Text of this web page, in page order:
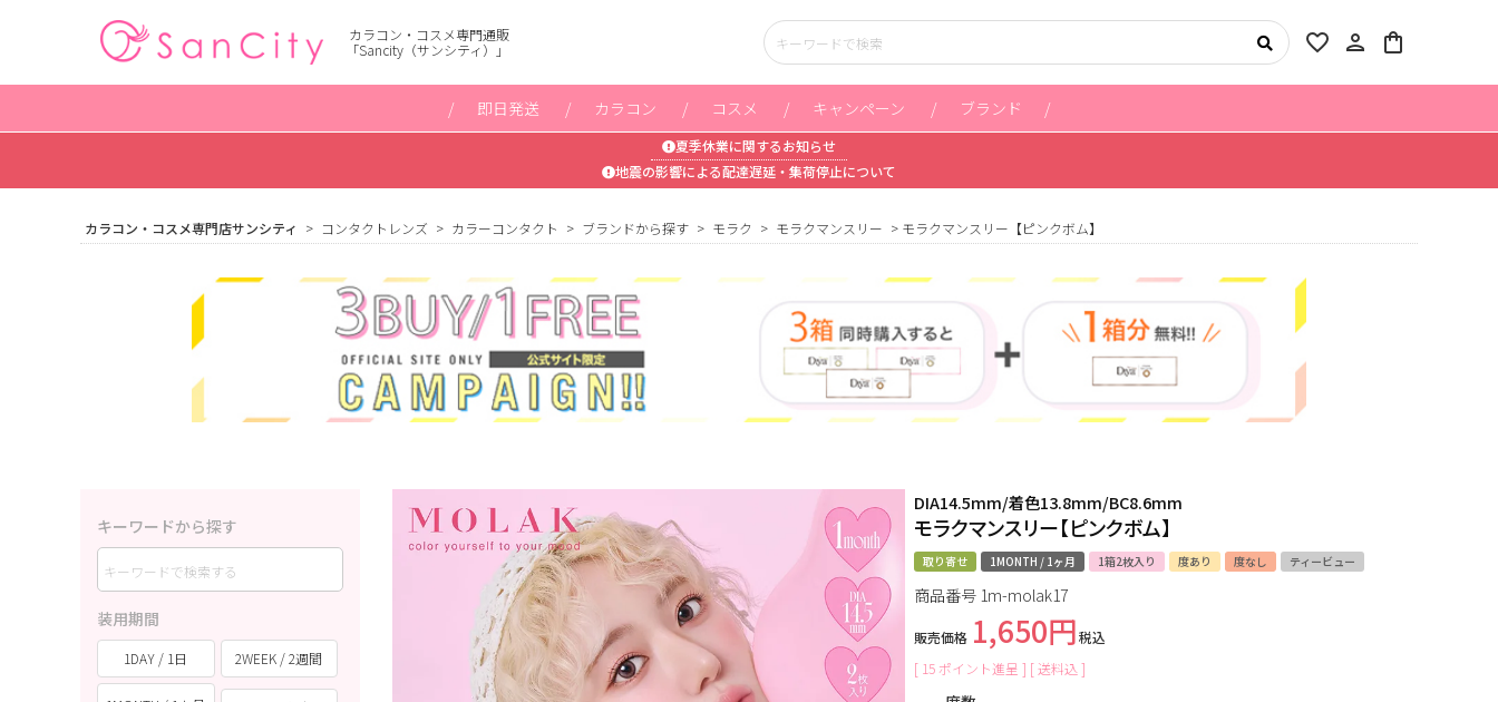
カラコン・コスメ専門通販
「Sancity（サンシティ）」
favorite_border person shopping_bag
即日発送 カラコン コスメ キャンペーン ブランド
夏季休業に関するお知らせ
地震の影響による配達遅延・集荷停止について
カラコン・コスメ専門店サンシティ コンタクトレンズ カラーコンタクト ブランドから探す モラク モラクマンスリー モラクマンスリー【ピンクボム】
キーワードから探す
装用期間
1DAY / 1日 2WEEK / 2週間
DIA14.5mm/着色13.8mm/BC8.6mm
モラクマンスリー【ピンクボム】
取り寄せ 1MONTH / 1ヶ月 1箱2枚入り 度あり 度なし ティービュー
商品番号 1m-molak17
販売価格 1,650
税込
[ 15 ポイント進呈 ] 送料込